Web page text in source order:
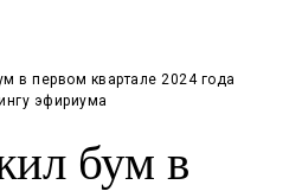
в первом квартале 2024 года
эфириума
бум в